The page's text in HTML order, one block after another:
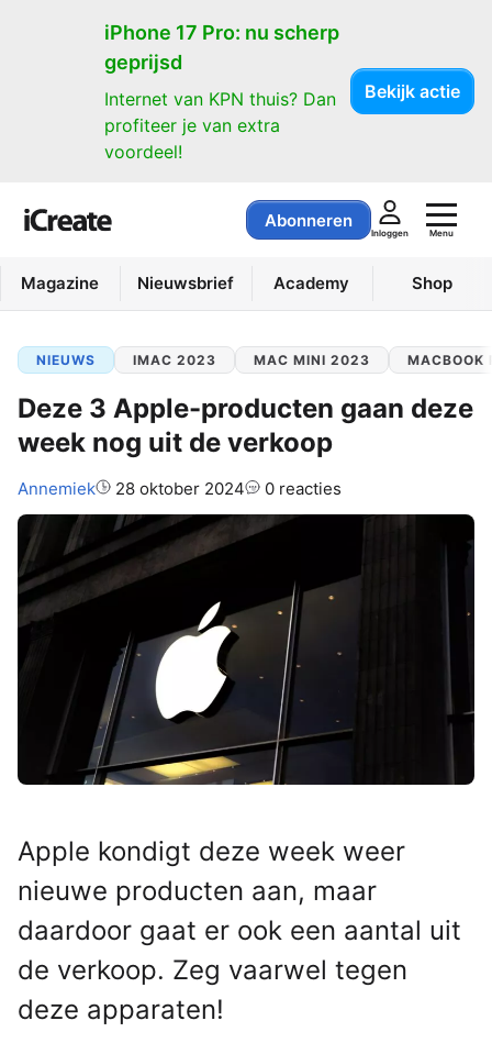
iPhone 17 Pro: nu scherp
geprijsd
Internet van KPN thuis? Dan
profiteer je van extra
voordeel!
Bekijk actie
Abonneren
Inloggen Menu
Magazine Nieuwsbrief Academy Shop
NIEUWS IMAC 2023 MAC MINI 2023 MACBOOK
Deze 3 Apple-producten gaan deze
week nog uit de verkoop
Auteur:
Annemiek 28 oktober 2024 0 reacties
Apple kondigt deze week weer
nieuwe producten aan, maar
daardoor gaat er ook een aantal uit
de verkoop. Zeg vaarwel tegen
deze apparaten!